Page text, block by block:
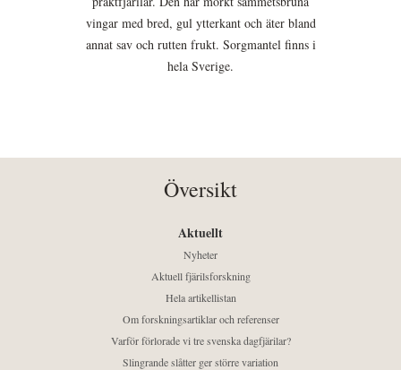
vingar med bred, gul ytterkant och äter bland
annat sav och rutten frukt. Sorgmantel finns i
hela Sverige.
Översikt
Aktuellt
Nyheter
Aktuell fjärilsforskning
Hela artikellistan
Om forskningsartiklar och referenser
Varför förlorade vi tre svenska dagfjärilar?
Slingrande slåtter ger större variation